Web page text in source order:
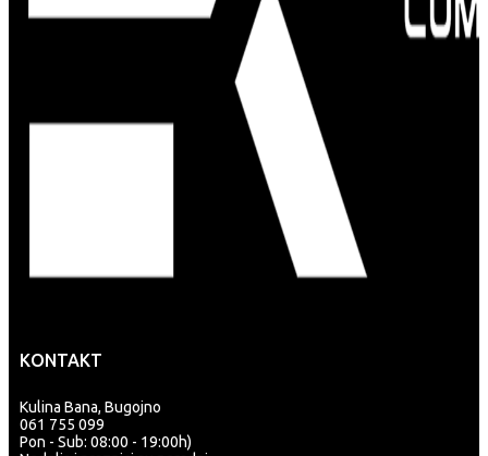
KONTAKT
Kulina Bana, Bugojno
061 755 099
Pon - Sub: 08:00 - 19:00h)